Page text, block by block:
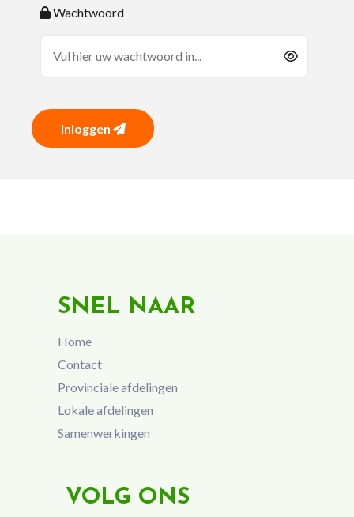
Wachtwoord
Inloggen
SNEL NAAR
Home
Contact
Provinciale afdelingen
Lokale afdelingen
Samenwerkingen
VOLG ONS